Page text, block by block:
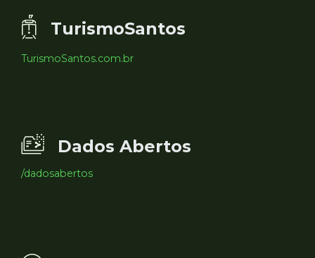
TurismoSantos
TurismoSantos.com.br
Dados Abertos
/dadosabertos